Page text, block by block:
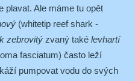
plavat. Ale máme tu opět
(whitetip reef shark -
zebrovitý zvaný také levhartí
fasciatum) často leží
pumpovat vodu do svých